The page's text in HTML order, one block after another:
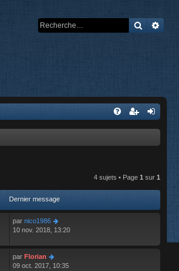
4 sujets • Page 1 sur 1
Dernier message
par nico1986
10 nov. 2018, 13:20
par Florian
09 oct. 2017, 10:35